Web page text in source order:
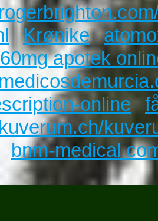
Krønike
apotek
online
bnm-